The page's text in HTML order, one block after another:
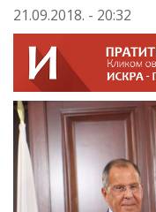
21.09.2018. - 20:32